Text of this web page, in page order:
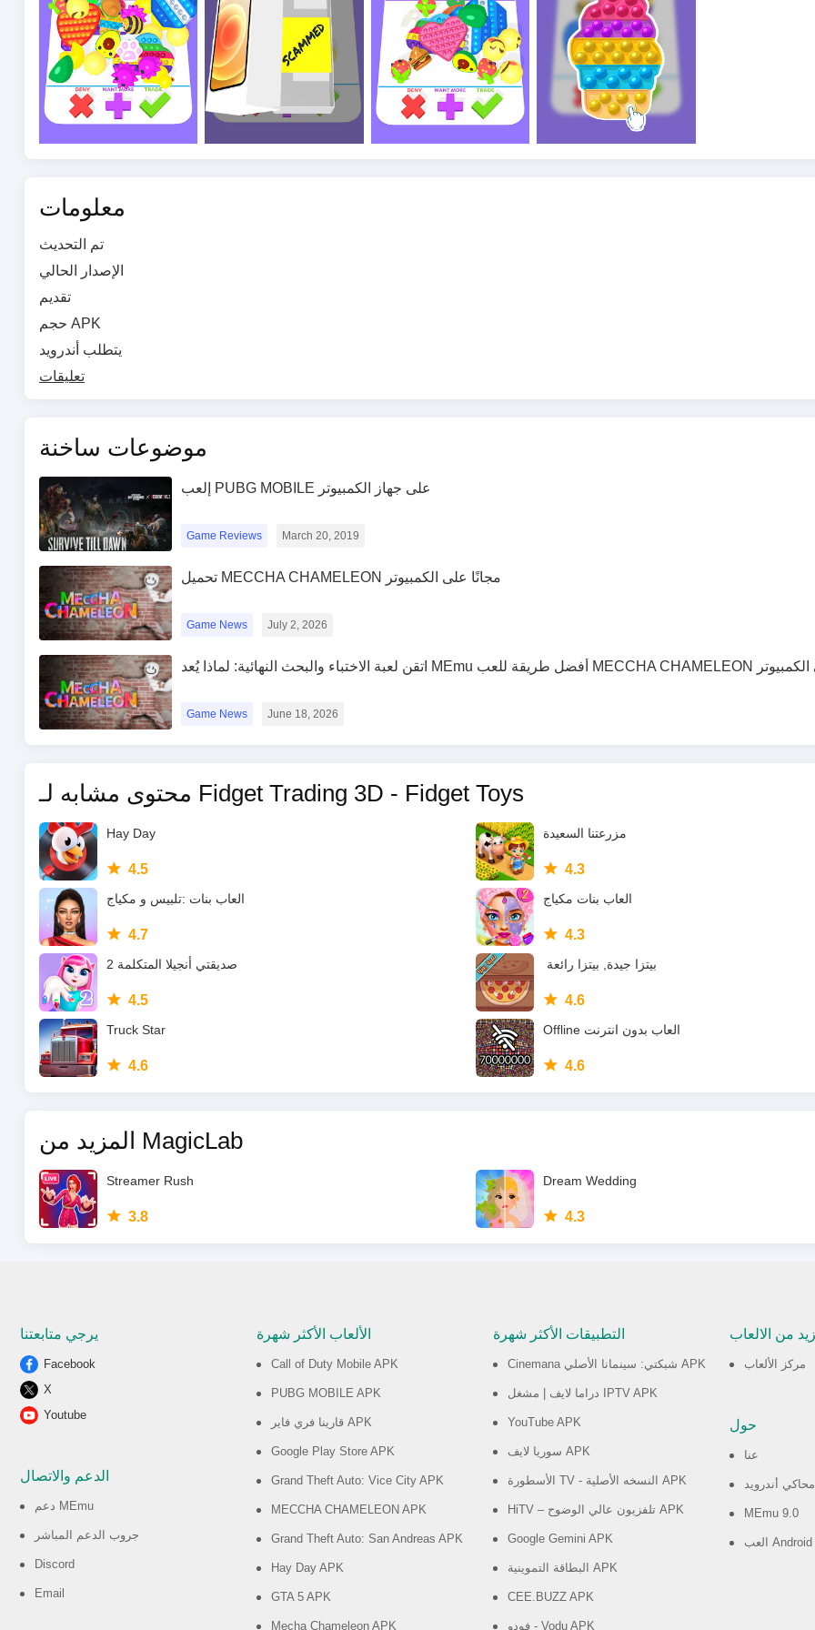
معلومات
تم التحديث
الإصدار الحالي
تقديم
حجم APK
يتطلب أندرويد
تعليقات
موضوعات ساخنة
إلعب PUBG MOBILE على جهاز الكمبيوتر
Game Reviews March 20, 2019
تحميل MECCHA CHAMELEON مجانًا على الكمبيوتر
Game News July 2, 2026
Game News June 18, 2026
محتوى مشابه لـ Fidget Trading 3D - Fidget Toys
Hay Day
4.5
مزرعتنا السعيدة
4.3
العاب بنات :تلبيس و مكياج
4.7
العاب بنات مكياج
4.3
صديقتي أنجيلا المتكلمة 2
4.5 4.6
Truck Star
4.6
Offline العاب بدون انترنت
4.6
المزيد من MagicLab
Streamer Rush
3.8
Dream Wedding
4.3
يرجي متابعتنا
Facebook
X
Youtube
الدعم والاتصال
دعم MEmu
جروب الدعم المباشر
Discord
Email
الألعاب الأكثر شهرة
Call of Duty Mobile APK
PUBG MOBILE APK
قارينا فري فاير APK
Google Play Store APK
Grand Theft Auto: Vice City APK
MECCHA CHAMELEON APK
Grand Theft Auto: San Andreas APK
Hay Day APK
GTA 5 APK
Mecha Chameleon APK
التطبيقات الأكثر شهرة
Cinemana شبكتي: سينمانا الأصلي APK
دراما لايف | مشغل IPTV APK
YouTube APK
سوريا لايف APK
الأسطورة TV - النسخه الأصلية APK
HiTV – تلفزيون عالي الوضوح APK
Google Gemini APK
البطاقة التموينية APK
CEE.BUZZ APK
فودو - Vodu APK
من الالعاب
مركز الألعاب
حول
عنا
محاكي أندرويد
MEmu 9.0